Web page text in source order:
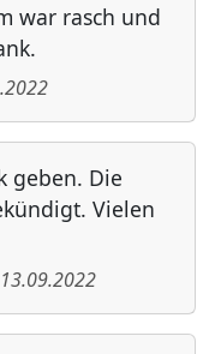
war rasch und
geben. Die
Vielen
13.09.2022